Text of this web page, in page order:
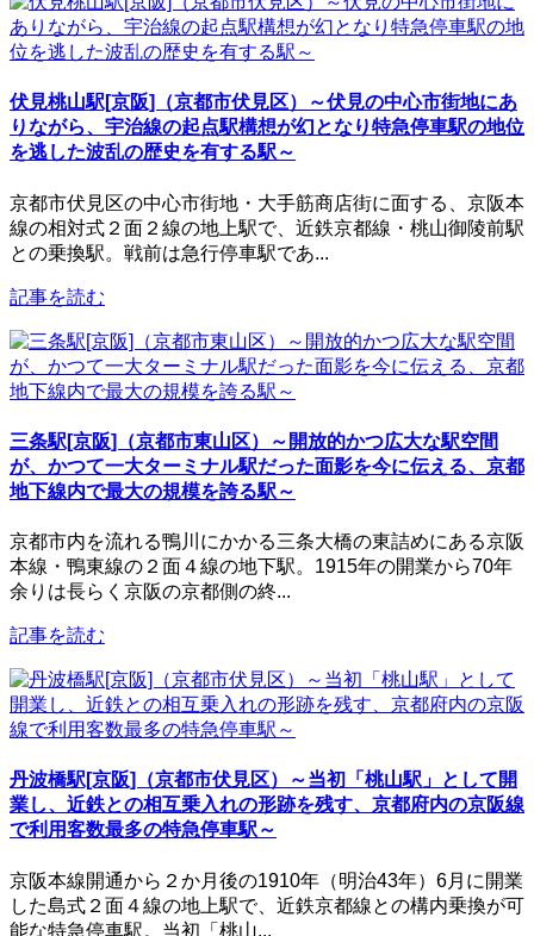
伏見桃山駅[京阪]（京都市伏見区）～伏見の中心市街地にあ
りながら、宇治線の起点駅構想が幻となり特急停車駅の地位
を逃した波乱の歴史を有する駅～
京都市伏見区の中心市街地・大手筋商店街に面する、京阪本
線の相対式２面２線の地上駅で、近鉄京都線・桃山御陵前駅
との乗換駅。戦前は急行停車駅であ...
記事を読む
三条駅[京阪]（京都市東山区）～開放的かつ広大な駅空間
が、かつて一大ターミナル駅だった面影を今に伝える、京都
地下線内で最大の規模を誇る駅～
京都市内を流れる鴨川にかかる三条大橋の東詰めにある京阪
本線・鴨東線の２面４線の地下駅。1915年の開業から70年
余りは長らく京阪の京都側の終...
記事を読む
丹波橋駅[京阪]（京都市伏見区）～当初「桃山駅」として開
業し、近鉄との相互乗入れの形跡を残す、京都府内の京阪線
で利用客数最多の特急停車駅～
京阪本線開通から２か月後の1910年（明治43年）6月に開業
した島式２面４線の地上駅で、近鉄京都線との構内乗換が可
能な特急停車駅。当初「桃山...